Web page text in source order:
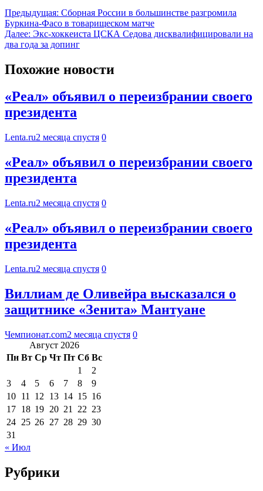
Предыдущая: Сборная России в большинстве разгромила
Буркина-Фасо в товарищеском матче
Далее: Экс-хоккеиста ЦСКА Седова дисквалифицировали на
два года за допинг
Похожие новости
«Реал» объявил о переизбрании своего
президента
Lenta.ru2 месяца спустя 0
«Реал» объявил о переизбрании своего
президента
Lenta.ru2 месяца спустя 0
«Реал» объявил о переизбрании своего
президента
Lenta.ru2 месяца спустя 0
Виллиам де Оливейра высказался о
защитнике «Зенита» Мантуане
Чемпионат.com2 месяца спустя 0
Август 2026
Пн Вт Ср Чт Пт Сб Вс
1
2
3
4 5 6 7 8
9
10 11 12 13 14 15 16
17 18 19 20 21 22 23
24 25 26 27 28 29 30
31
« Июл
Рубрики